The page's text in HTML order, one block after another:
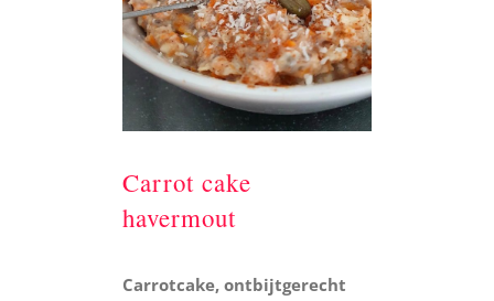
Carrot cake
havermout
Carrotcake, ontbijtgerecht